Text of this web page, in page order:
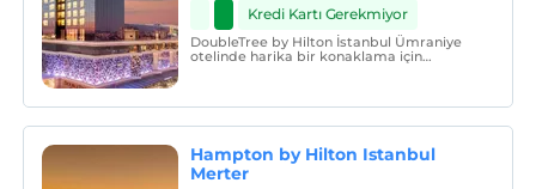
Kredi Kartı Gerekmiyor
DoubleTree by Hilton İstanbul Ümraniye
otelinde harika bir konaklama için
Hampton by Hilton Istanbul
Merter